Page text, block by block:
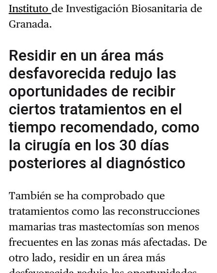
Instituto de Investigación Biosanitaria de
Granada.
Residir en un área más
desfavorecida redujo las
oportunidades de recibir
ciertos tratamientos en el
tiempo recomendado, como
la cirugía en los 30 días
posteriores al diagnóstico
También se ha comprobado que
tratamientos como las reconstrucciones
mamarias tras mastectomías son menos
frecuentes en las zonas más afectadas. De
otro lado, residir en un área más